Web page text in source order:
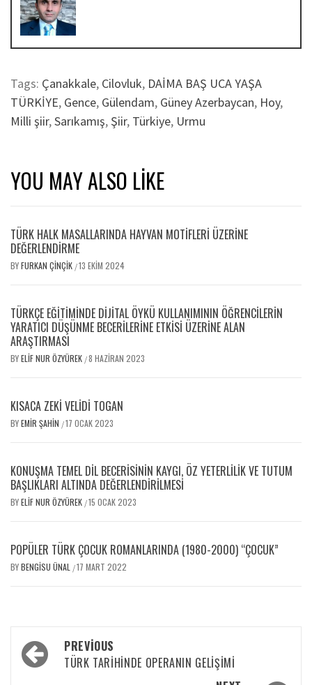
Tags: Çanakkale, Cilovluk, DAİMA BAŞ UCA YAŞA
TÜRKİYE, Gence, Gülendam, Güney Azerbaycan, Hoy,
Milli şiir,Sarıkamış, Şiir, Türkiye, Urmu
YOU MAY ALSO LIKE
TÜRK HALK MASALLARINDA HAYVAN MOTİFLERİ ÜZERİNE
DEĞERLENDİRME
BYFURKAN ÇINÇIK /13 EKIM 2024
TÜRKÇE EĞITIMINDE DIJITAL ÖYKÜ KULLANIMININ ÖĞRENCILERIN
YARATICI DÜŞÜNME BECERILERINE ETKISI ÜZERINE ALAN
ARAŞTIRMASI
BYELIF NUR ÖZYÜREK /8 HAZIRAN 2023
KISACA ZEKİ VELİDİ TOGAN
BYEMIR ŞAHIN /17 OCAK 2023
KONUŞMA TEMEL DIL BECERISININ KAYGI, ÖZ YETERLILIK VE TUTUM
BAŞLIKLARI ALTINDA DEĞERLENDIRILMESI
BYELIF NUR ÖZYÜREK /15 OCAK 2023
POPÜLER TÜRK ÇOCUK ROMANLARINDA (1980-2000) “ÇOCUK”
BYBENGISU ÜNAL /17 MART 2022
PREVIOUS
TÜRK TARIHINDE OPERANIN GELIŞIMI